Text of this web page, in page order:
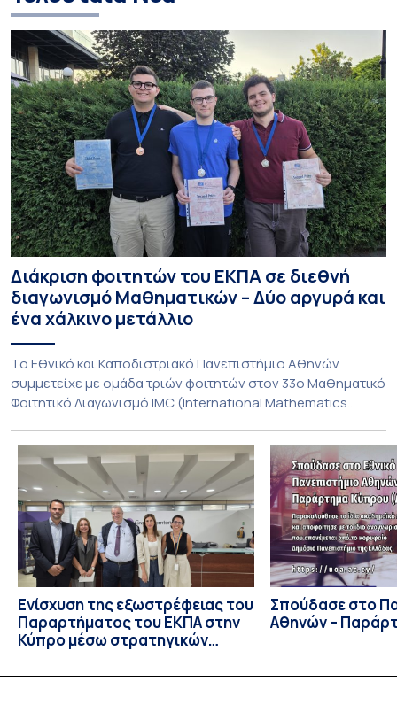
Διάκριση φοιτητών του ΕΚΠΑ σε διεθνή
διαγωνισμό Μαθηματικών – Δύο αργυρά και
ένα χάλκινο μετάλλιο
To Εθνικό και Καποδιστριακό Πανεπιστήμιο Αθηνών
συμμετείχε με ομάδα τριών φοιτητών στον 33ο Μαθηματικό
Φοιτητικό Διαγωνισμό IMC (International Mathematics
Ιουλίου στο Blagoevgrad της Βουλγαρίας. Σε αυτόν
συμμετείχαν 447 φοιτητές εκπροσωπώντας 135
πανεπιστήμια από 46 χώρες. Από την Ελλάδα, συμμετείχαν
επίσης το Εθνικό Μετσόβιο Πολυτεχνείο, το Αριστοτέλειο
Πανεπιστήμιο […]
Ενίσχυση της εξωστρέφειας του
Παραρτήματος του ΕΚΠΑ στην
Κύπρο μέσω στρατηγικών
Σπούδασε στο
Αθηνών –